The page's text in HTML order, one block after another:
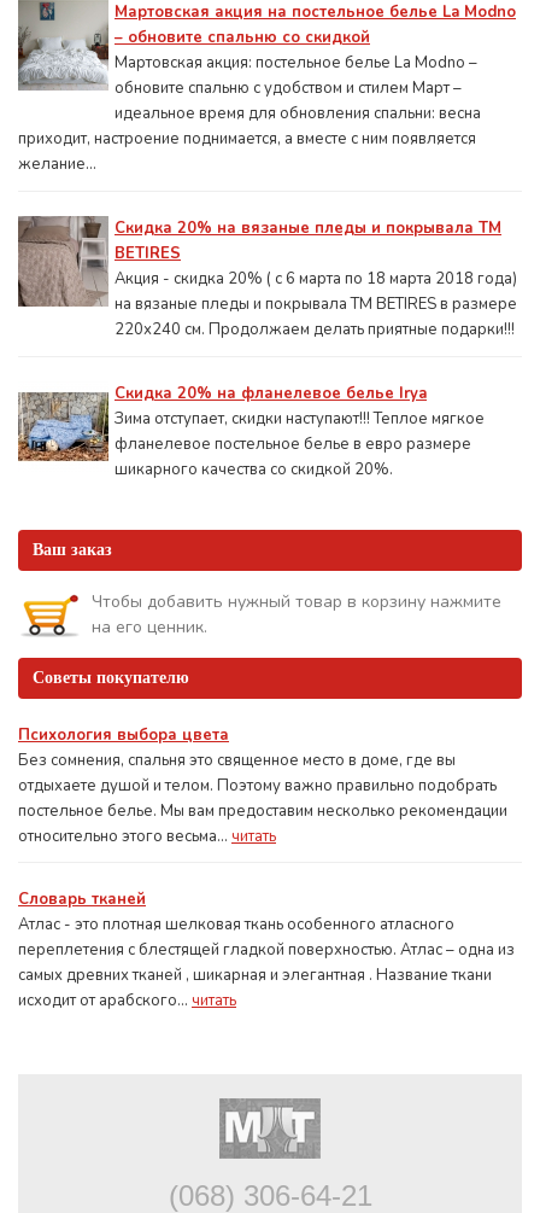
Мартовская акция на постельное белье La Modno
– обновите спальню со скидкой
Мартовская акция: постельное белье La Modno –
обновите спальню с удобством и стилем Март –
идеальное время для обновления спальни: весна
приходит, настроение поднимается, а вместе с ним появляется
желание...
Скидка 20% на вязаные пледы и покрывала ТМ
BETIRES
Акция - скидка 20% ( с 6 марта по 18 марта 2018 года)
на вязаные пледы и покрывала ТМ BETIRES в размере
220х240 см. Продолжаем делать приятные подарки!!!
Скидка 20% на фланелевое белье Irya
Зима отступает, скидки наступают!!! Теплое мягкое
фланелевое постельное белье в евро размере
шикарного качества со скидкой 20%.
Ваш заказ
Чтобы добавить нужный товар в корзину нажмите
на его ценник.
Советы покупателю
Психология выбора цвета
Без сомнения, спальня это священное место в доме, где вы
отдыхаете душой и телом. Поэтому важно правильно подобрать
постельное белье. Мы вам предоставим несколько рекомендации
относительно этого весьма... читать
Словарь тканей
Атлас - это плотная шелковая ткань особенного атласного
переплетения с блестящей гладкой поверхностью. Атлас – одна из
самых древних тканей , шикарная и элегантная . Название ткани
исходит от арабского... читать
(068) 306-64-21